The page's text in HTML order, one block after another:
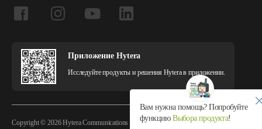
Приложение Hytera
Исследуйте продукты и решения Hytera в приложении.
Copyright © 2026 Hytera Communications Corporation Limited All Rights Reserved
Вам нужна помощь? Попробуйте
функциюВыбора продукта!